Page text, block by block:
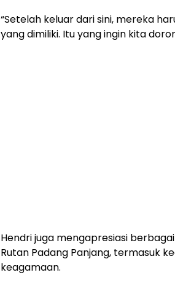
“Setelah keluar dari sini, mereka
yang dimiliki. Itu yang ingin kita
Hendri juga mengapresiasi
Rutan Padang Panjang, termasuk
keagamaan.